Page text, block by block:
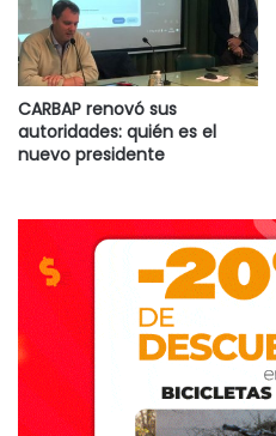
CARBAP renovó sus
autoridades: quién es el
nuevo presidente